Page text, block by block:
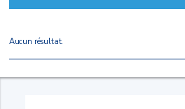
Aucun résultat.